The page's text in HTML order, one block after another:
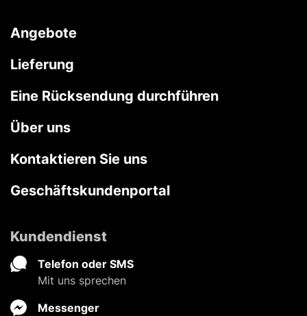
Angebote
Lieferung
Eine Rücksendung durchführen
Über uns
Kontaktieren Sie uns
Geschäftskundenportal
Kundendienst
Telefon oder SMS
Mit uns sprechen
Messenger